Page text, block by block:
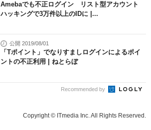
Amebaでも不正ログイン リスト型アカウント
ハッキングで3万件以上のIDに |...
公開 2019/08/01
「Tポイント」でなりすましログインによるポイ
ントの不正利用 | ねとらぼ
Recommended by
Copyright © ITmedia Inc. All Rights Reserved.